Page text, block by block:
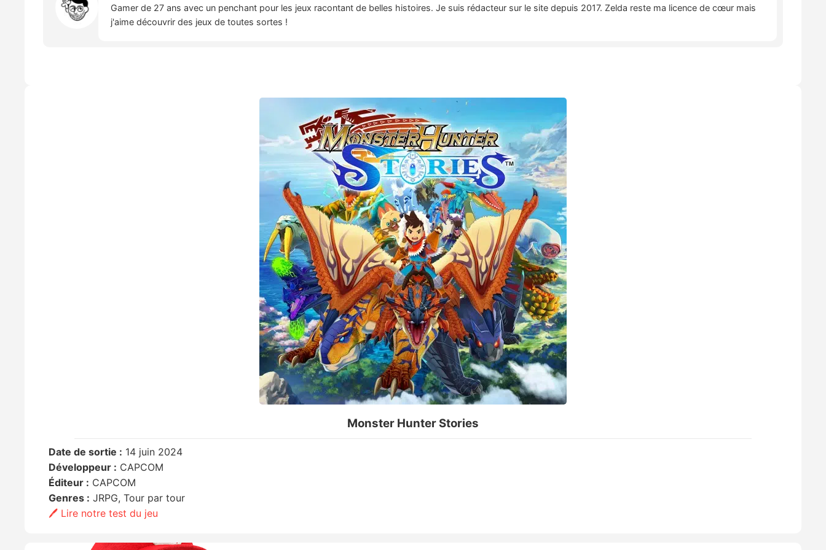
Gamer de 27 ans avec un penchant pour les jeux racontant de belles histoires. Je suis rédacteur sur le site depuis 2017. Zelda reste ma licence de cœur mais
j'aime découvrir des jeux de toutes sortes !
Monster Hunter Stories
Date de sortie : 14 juin 2024
Développeur : CAPCOM
Éditeur : CAPCOM
Genres : JRPG, Tour par tour
🖊️ Lire notre test du jeu